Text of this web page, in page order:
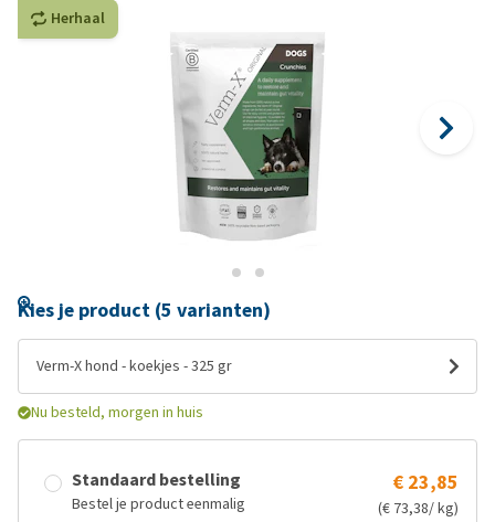
Herhaal
Kies je product (5 varianten)
Verm-X hond - koekjes - 325 gr
Nu besteld, morgen in huis
Standaard bestelling
Bestel je product eenmalig
€ 23,85
(€ 73,38/ kg)